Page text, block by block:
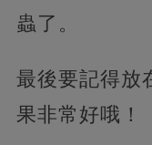
蟲了。
最後要記得放
果非常好哦！